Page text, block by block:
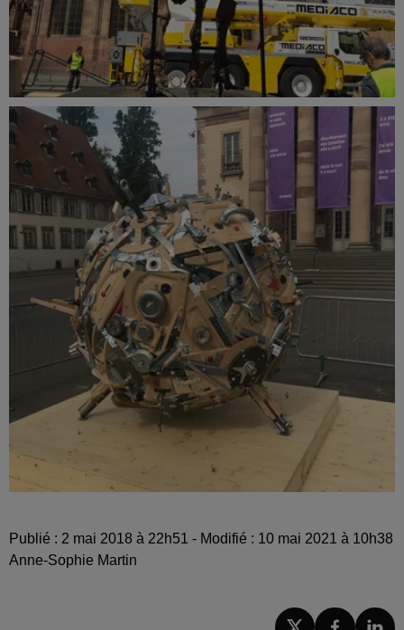
Publié : 2 mai 2018 à 22h51 - Modifié : 10 mai 2021 à 10h38
Anne-Sophie Martin